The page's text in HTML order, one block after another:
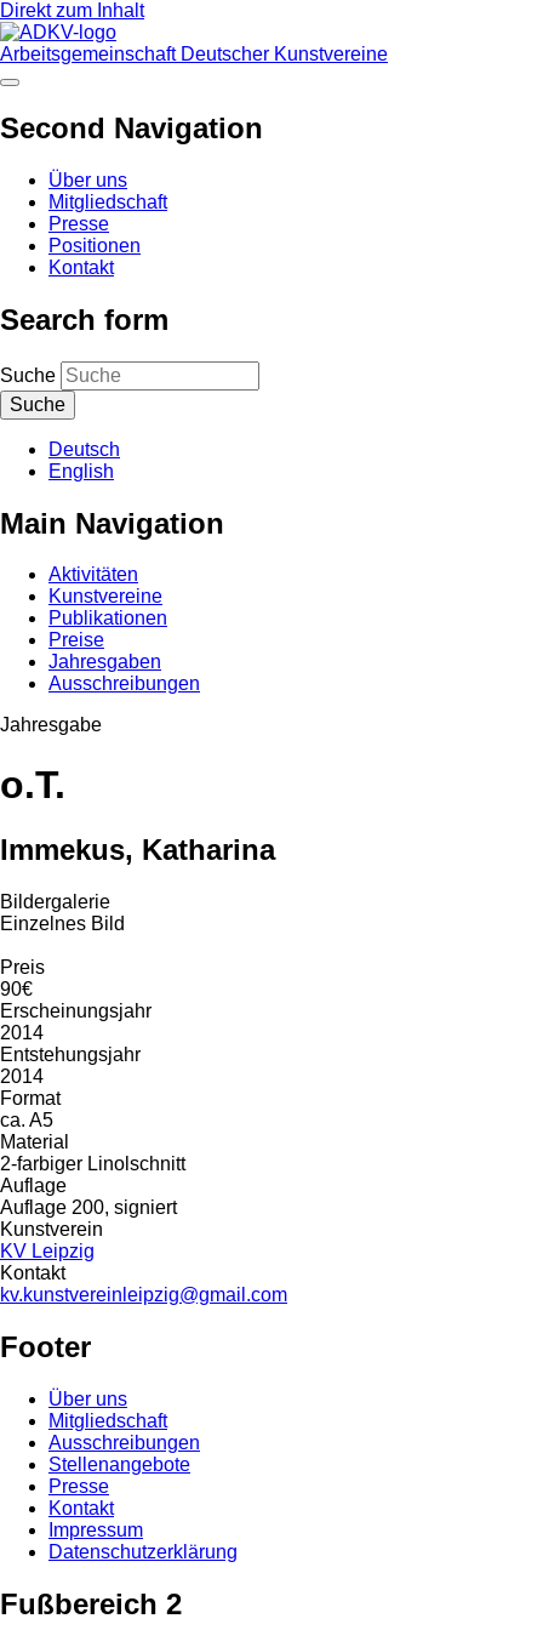
Direkt zum Inhalt
Arbeitsgemeinschaft Deutscher Kunstvereine
Second Navigation
Über uns
Mitgliedschaft
Presse
Positionen
Kontakt
Search form
Suche
Deutsch
English
Main Navigation
Aktivitäten
Kunstvereine
Publikationen
Preise
Jahresgaben
Ausschreibungen
Jahresgabe
o.T.
Immekus, Katharina
Bildergalerie
Einzelnes Bild
Preis
90€
Erscheinungsjahr
2014
Entstehungsjahr
2014
Format
ca. A5
Material
2-farbiger Linolschnitt
Auflage
Auflage 200, signiert
Kunstverein
KV Leipzig
Kontakt
kv.kunstvereinleipzig@gmail.com
Footer
Über uns
Mitgliedschaft
Ausschreibungen
Stellenangebote
Presse
Kontakt
Impressum
Datenschutzerklärung
Fußbereich 2